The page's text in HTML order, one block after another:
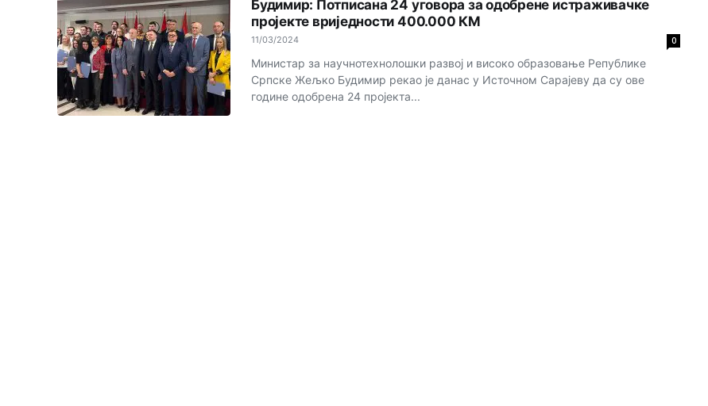
Будимир: Потписана 24 уговора за одобрене истраживачке
пројекте вриједности 400.000 КМ
11/03/2024 0
Министар за научнотехнолошки развој и високо образовање Републике
Српске Жељко Будимир рекао је данас у Источном Сарајеву да су ове
године одобрена 24 пројекта...